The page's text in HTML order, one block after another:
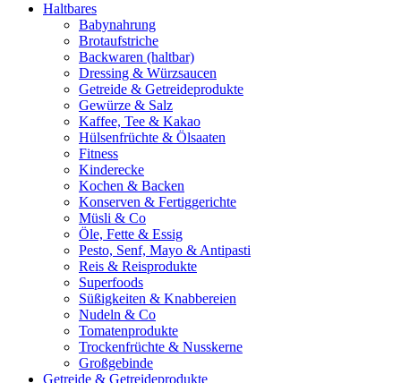
Haltbares
Babynahrung
Brotaufstriche
Backwaren (haltbar)
Dressing & Würzsaucen
Getreide & Getreideprodukte
Gewürze & Salz
Kaffee, Tee & Kakao
Hülsenfrüchte & Ölsaaten
Fitness
Kinderecke
Kochen & Backen
Konserven & Fertiggerichte
Müsli & Co
Öle, Fette & Essig
Pesto, Senf, Mayo & Antipasti
Reis & Reisprodukte
Superfoods
Süßigkeiten & Knabbereien
Nudeln & Co
Tomatenprodukte
Trockenfrüchte & Nusskerne
Großgebinde
Getreide & Getreideprodukte